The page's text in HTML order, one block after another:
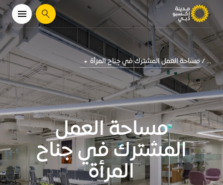
يبحث
... مساحة العمل المشترك في جناح المرأة
مساحة العمل
المشترك في جناح
المرأة